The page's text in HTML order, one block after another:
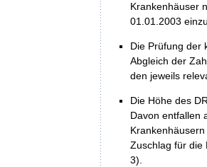
Krankenhäuser
01.01.2003
Die Prüfung der
Abgleich der
den jeweils
Die Höhe des
Davon entfallen
Zuschlag für die
3).